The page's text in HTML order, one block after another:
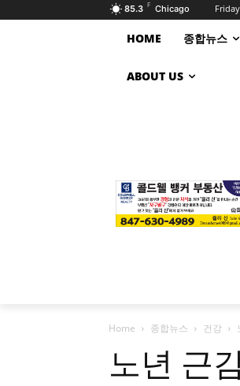
85.3 F Chicago
HOME 종합뉴스
ABOUT US
Home 종합뉴스 건강
노년 근